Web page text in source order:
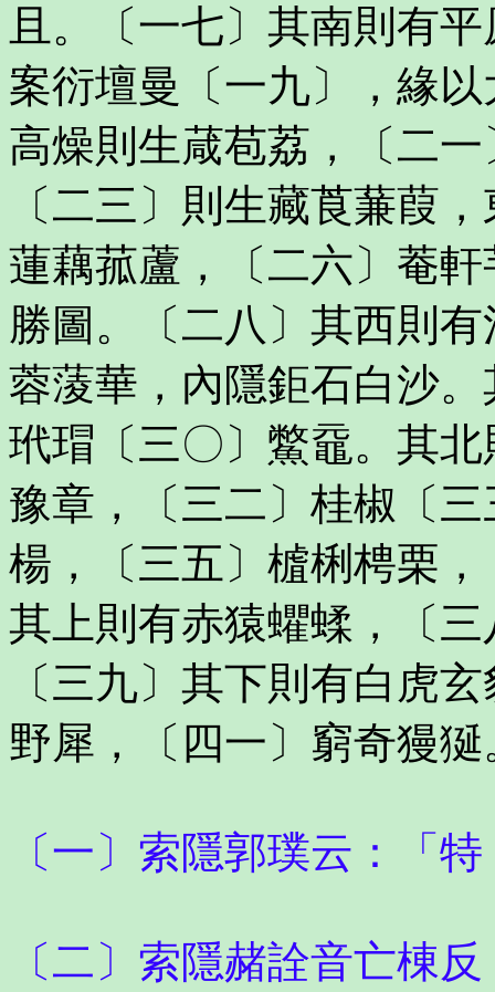
且。〔一七〕其南則有
案衍壇曼〔一九〕，緣
高燥則生葴苞荔，〔二
〔二三〕則生藏莨蒹葭
蓮藕菰蘆，〔二六〕菴
勝圖。〔二八〕其西則
蓉蔆華，內隱鉅石白沙
玳瑁〔三〇〕鱉黿。其
豫章，〔三二〕桂椒〔
楊，〔三五〕樝梸梬栗
其上則有赤猿蠷蝚，〔
〔三九〕其下則有白虎
野犀，〔四一〕窮奇獌狿
〔一〕索隱郭璞云：「
〔二〕索隱赭詮音亡棟